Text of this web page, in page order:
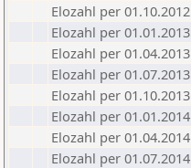
Elozahl per 01.10.2012
Elozahl per 01.01.2013
Elozahl per 01.04.2013
Elozahl per 01.07.2013
Elozahl per 01.10.2013
Elozahl per 01.01.2014
Elozahl per 01.04.2014
Elozahl per 01.07.2014